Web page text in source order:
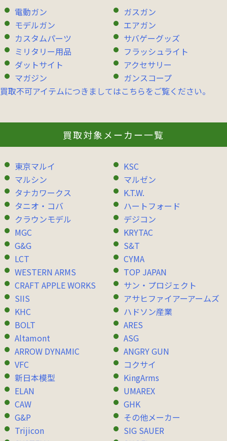
電動ガン
ガスガン
モデルガン
エアガン
カスタムパーツ
サバゲーグッズ
ミリタリー用品
フラッシュライト
ダットサイト
アクセサリー
マガジン
ガンスコープ
買取不可アイテムにつきましてはこちらをご覧ください。
買取対象メーカー一覧
東京マルイ
KSC
マルシン
マルゼン
タナカワークス
K.T.W.
タニオ・コバ
ハートフォード
クラウンモデル
デジコン
MGC
KRYTAC
G&G
S&T
LCT
CYMA
WESTERN ARMS
TOP JAPAN
CRAFT APPLE WORKS
サン・プロジェクト
SIIS
アサヒファイアーアームズ
KHC
ハドソン産業
BOLT
ARES
Altamont
ASG
ARROW DYNAMIC
ANGRY GUN
VFC
コクサイ
新日本模型
KingArms
ELAN
UMAREX
CAW
GHK
G&P
その他メーカー
Trijicon
SIG SAUER